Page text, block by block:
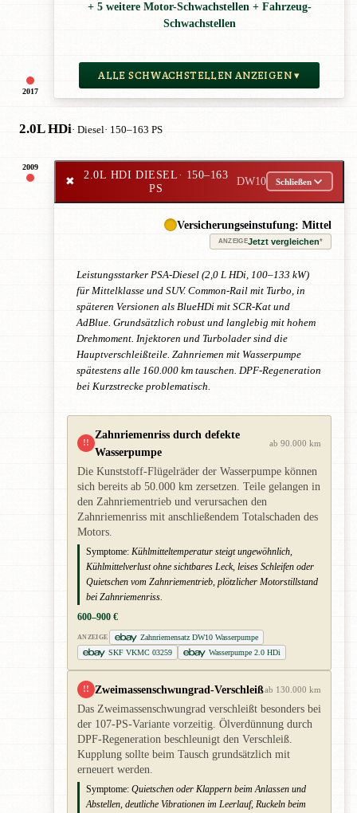
2017
+ 5 weitere Motor-Schwachstellen + Fahrzeug-
Schwachstellen
ALLE SCHWACHSTELLEN ANZEIGEN ▾
2.0L HDi· Diesel· 150–163 PS
2009
✖
2.0L HDI DIESEL· 150–163
PS
DW10 Schließen
Versicherungseinstufung: Mittel
ANZEIGEJetzt vergleichen*
Leistungsstarker PSA-Diesel (2,0 L HDi, 100–133 kW)
für Mittelklasse und SUV. Common-Rail mit Turbo, in
späteren Versionen als BlueHDi mit SCR-Kat und
AdBlue. Grundsätzlich robust und langlebig mit hohem
Drehmoment. Injektoren und Turbolader sind die
Hauptverschleißteile. Zahnriemen mit Wasserpumpe
spätestens alle 160.000 km tauschen. DPF-Regeneration
bei Kurzstrecke problematisch.
!!
Zahnriemenriss durch defekte
Wasserpumpe
ab 90.000 km
Die Kunststoff-Flügelräder der Wasserpumpe können
sich bereits ab 50.000 km zersetzen. Teile gelangen in
den Zahnriementrieb und verursachen den
Zahnriemenriss mit anschließendem Totalschaden des
Motors.
Symptome: Kühlmitteltemperatur steigt ungewöhnlich,
Kühlmittelverlust ohne sichtbares Leck, leises Schleifen oder
Quietschen vom Zahnriementrieb, plötzlicher Motorstillstand
bei Zahnriemenriss.
600–900 €
ANZEIGE
Zahnriemensatz DW10 Wasserpumpe
SKF VKMC 03259
Wasserpumpe 2.0 HDi
!! Zweimassenschwungrad-Verschleißab 130.000 km
Das Zweimassenschwungrad verschleißt besonders bei
der 107-PS-Variante vorzeitig. Ölverdünnung durch
DPF-Regeneration beschleunigt den Verschleiß.
Kupplung sollte beim Tausch grundsätzlich mit
erneuert werden.
Symptome: Quietschen oder Klappern beim Anlassen und
Abstellen, deutliche Vibrationen im Leerlauf, Ruckeln beim